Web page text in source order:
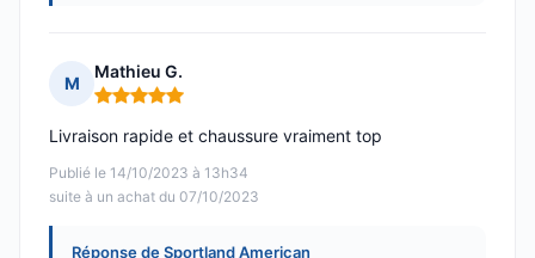
M
Mathieu G.
Note : 5 sur 5
Publié le 14/10/2023 à 13h34
suite à un achat du 07/10/2023
Livraison rapide et chaussure vraiment top
Réponse de Sportland American